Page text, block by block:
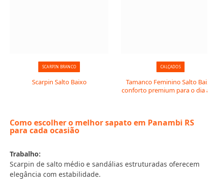
SCARPIN BRANCO
Scarpin Salto Baixo
CALÇADOS
Tamanco Feminino Salto Baixo:
conforto premium para o dia a
Como escolher o melhor sapato em Panambi RS
para cada ocasião
Trabalho:
Scarpin de salto médio e sandálias estruturadas oferecem
elegância com estabilidade.